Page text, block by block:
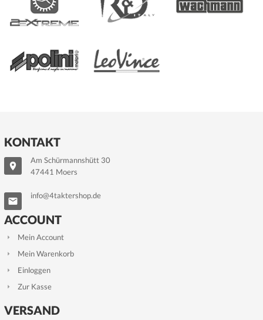
KONTAKT
Am Schürmannshütt 30
47441 Moers
info@4taktershop.de
ACCOUNT
Mein Account
Mein Warenkorb
Einloggen
Zur Kasse
VERSAND